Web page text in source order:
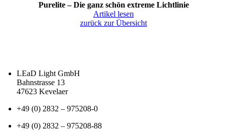
Purelite – Die ganz schön extreme Lichtlinie
Artikel lesen
zurück zur Übersicht
LEaD Light GmbH
Bahnstrasse 13
47623 Kevelaer
+49 (0) 2832 – 975208-0
+49 (0) 2832 – 975208-88